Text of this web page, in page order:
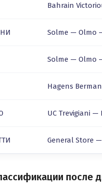
Bahrain
Solme — Olmo
Solme — Olmo
Hagens
UC Trevigiani
General Store
после